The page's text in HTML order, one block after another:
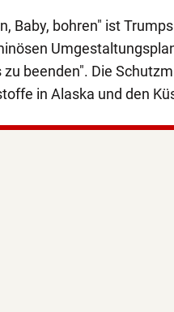
Baby, bohren" ist
zu beenden". Die
in Alaska und den